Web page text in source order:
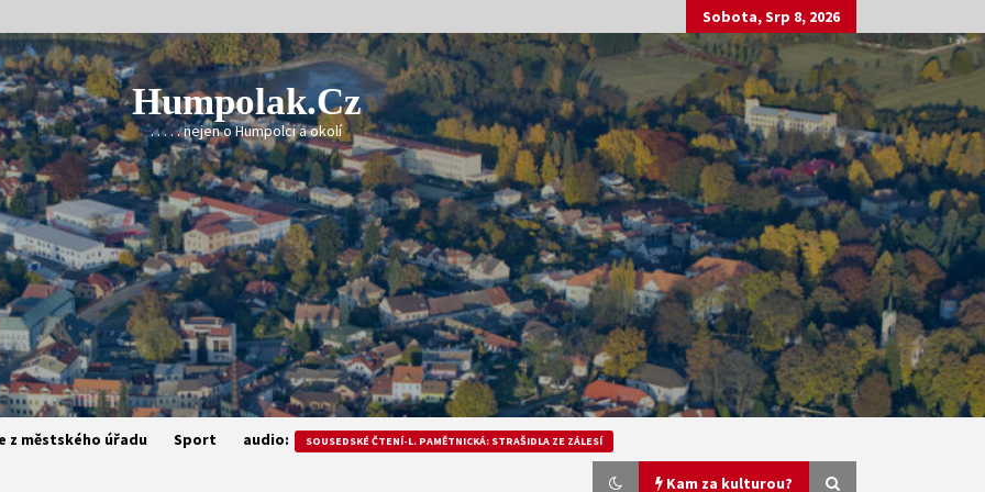
Sobota, Srp 8, 2026
Humpolak.cz
. . . . . nejen o Humpolci a okolí
z městského úřadu Sport audio: SOUSEDSKÉ ČTENÍ-L. PAMĚTNICKÁ: STRAŠIDLA ZE ZÁLESÍ
Kam za kulturou?